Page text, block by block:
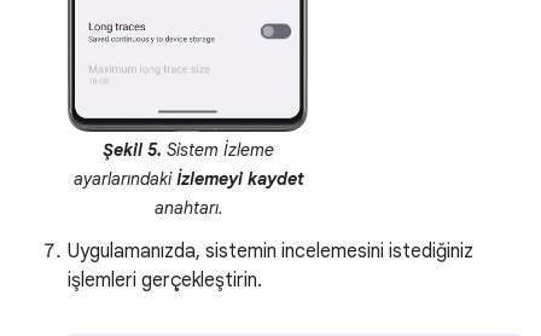
Şekil 5. Sistem İzleme
ayarlarındakiİzlemeyi kaydet
anahtarı.
Uygulamanızda, sistemin incelemesini istediğiniz
işlemleri gerçekleştirin.